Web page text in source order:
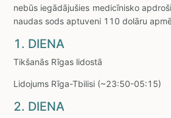
nebūs iegādājušies medicīnisko
naudas sods aptuveni 110 dolāru
1. DIENA
Tikšanās Rīgas lidostā
Lidojums Rīga-Tbilisi (~23:50-05:15)
2. DIENA